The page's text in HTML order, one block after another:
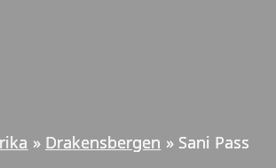
Drakensbergen Sani Pass